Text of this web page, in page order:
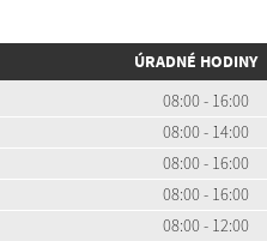
ÚRADNÉ HODINY
08:00 - 16:00
08:00 - 14:00
08:00 - 16:00
08:00 - 16:00
08:00 - 12:00